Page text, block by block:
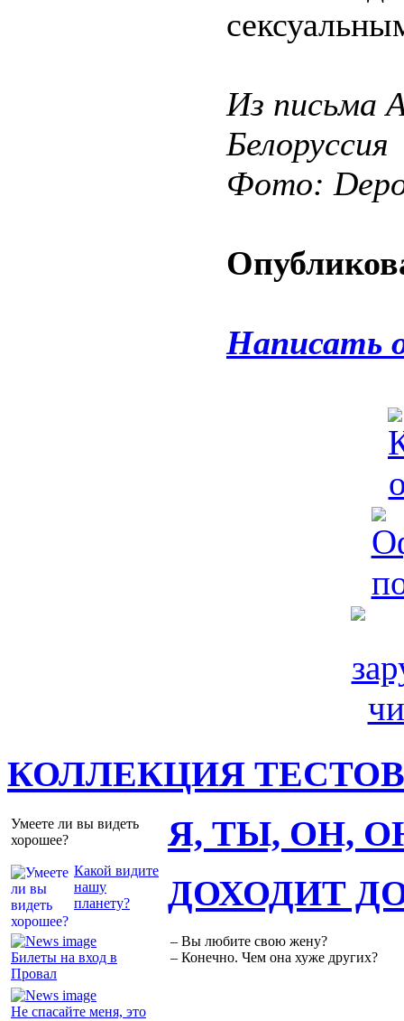
Из письма
Белоруссия
Фото:
Написать
КОЛЛЕКЦИЯ ТЕСТОВ
Умеете ли вы видеть
хорошее?
Какой видите
нашу
планету?
Я, ТЫ, ОН,
Билеты на вход в
Провал
Не спасайте меня, это
ДОХОДИТ
– Вы любите свою жену?
– Конечно. Чем она хуже других?